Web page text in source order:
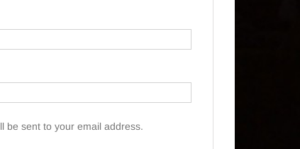
be sent to your email address.